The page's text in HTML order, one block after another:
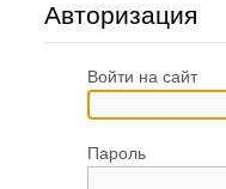
Авторизация
Войти на сайт
Пароль